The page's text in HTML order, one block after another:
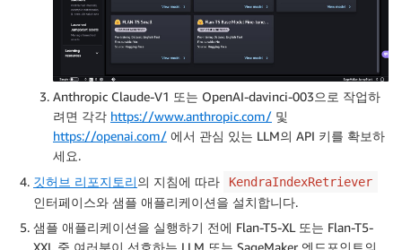
Anthropic Claude-V1 또는 OpenAI-davinci-003으로 작업하
려면 각각 https://www.anthropic.com/ 및
https://openai.com/ 에서 관심 있는 LLM의 API 키를 확보하
세요.
깃허브 리포지토리의 지침에 따라 KendraIndexRetriever
인터페이스와 샘플 애플리케이션을 설치합니다.
샘플 애플리케이션을 실행하기 전에 Flan-T5-XL 또는 Flan-T5-
XXL 중 여러분이 선호하는 LLM 또는 SageMaker 엔드포인트의